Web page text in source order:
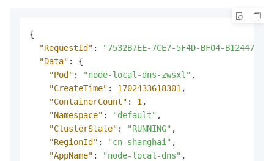
{
"RequestId" :
"7532B7EE-7CE7-5F4D-BF04-
"Data" :
{
"Pod" : "node-local-dns-zwsxl" ,
"CreateTime" : 1702433618301 ,
"ContainerCount" : 1 ,
"Namespace" : "default" ,
"ClusterState" : "RUNNING" ,
"RegionId" : "cn-shanghai" ,
"AppName" : "node-local-dns" ,